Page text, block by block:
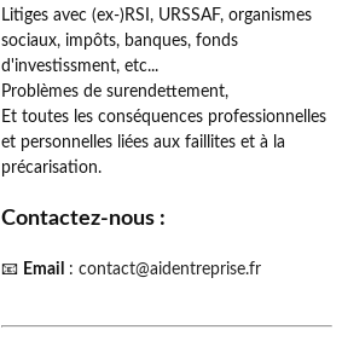
Litiges avec (ex-)RSI, URSSAF, organismes
sociaux, impôts, banques, fonds
d'investissment, etc...
Problèmes de surendettement,
Et toutes les conséquences professionnelles
et personnelles liées aux faillites et à la
précarisation.
Contactez-nous :
📧 Email : contact@aidentreprise.fr